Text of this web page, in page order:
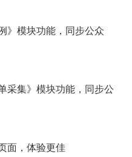
》模块功能，同步公众
采集》模块功能，同步公
面，体验更佳